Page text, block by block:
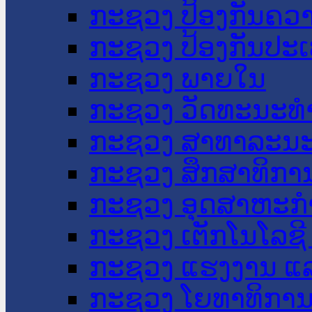
ກະຊວງ ປ້ອງກັນຄວ
ກະຊວງ ປ້ອງກັນປະ
ກະຊວງ ພາຍໃນ
ກະຊວງ ວັດທະນະ
ກະຊວງ ສາທາລະນ
ກະຊວງ ສຶກສາທິກາ
ກະຊວງ ອຸດສາຫະ
ກະຊວງ ເຕັກໂນໂລ
ກະຊວງ ແຮງງານ
ກະຊວງ ໂຍທາທິກາ